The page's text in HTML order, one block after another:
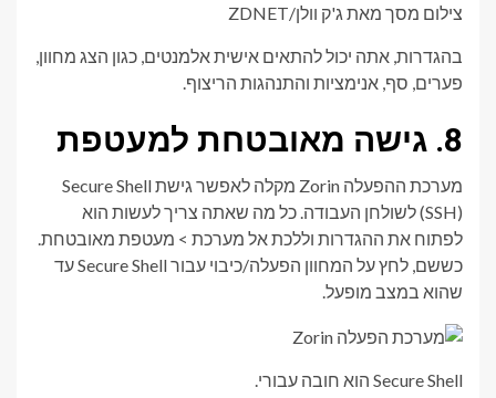
צילום מסך מאת ג'ק וולן/ZDNET
בהגדרות, אתה יכול להתאים אישית אלמנטים, כגון הצג מחוון,
פערים, סף, אנימציות והתנהגות הריצוף.
8. גישה מאובטחת למעטפת
מערכת ההפעלה Zorin מקלה לאפשר גישת Secure Shell
(SSH) לשולחן העבודה. כל מה שאתה צריך לעשות הוא
לפתוח את ההגדרות וללכת אל מערכת > מעטפת מאובטחת.
כששם, לחץ על המחוון הפעלה/כיבוי עבור Secure Shell עד
שהוא במצב מופעל.
Secure Shell הוא חובה עבורי.